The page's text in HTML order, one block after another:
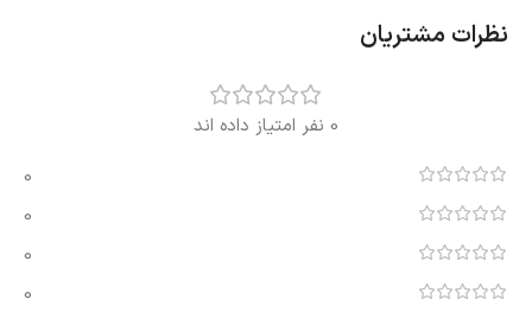
نظرات مشتریان
0 نفر امتیاز داده اند
0
0
0
0